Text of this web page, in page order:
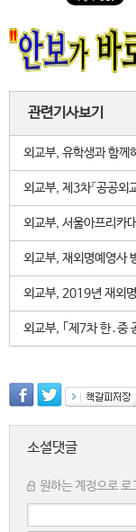
관련기사보기
외교부, 유학생과 함께
외교부, 제3차「공공외
외교부, 서울아프리카
외교부, 재외명예영사
외교부, 2019년 재외
외교부, ｢제7차 한․중
소셜댓글
원하는 계정으로 로